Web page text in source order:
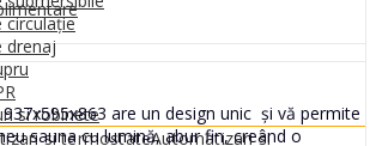
circulație
drenaj
si robinete
Automatizari si
are un design unic și vă permite
sauna cu lumină, abur fin, creând o